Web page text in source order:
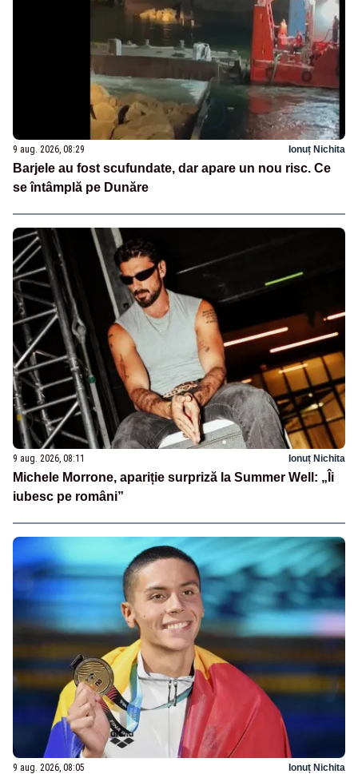
9 aug. 2026, 08:29 Ionuț Nichita
Barjele au fost scufundate, dar apare un nou risc. Ce
se întâmplă pe Dunăre
9 aug. 2026, 08:11 Ionuț Nichita
Michele Morrone, apariție surpriză la Summer Well: „Îi
iubesc pe români”
9 aug. 2026, 08:05 Ionuț Nichita